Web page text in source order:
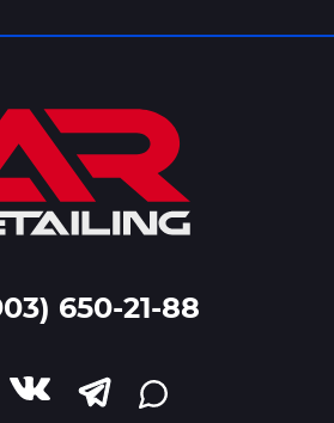
650-21-88